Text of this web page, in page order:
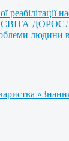
реабілітації
людини в